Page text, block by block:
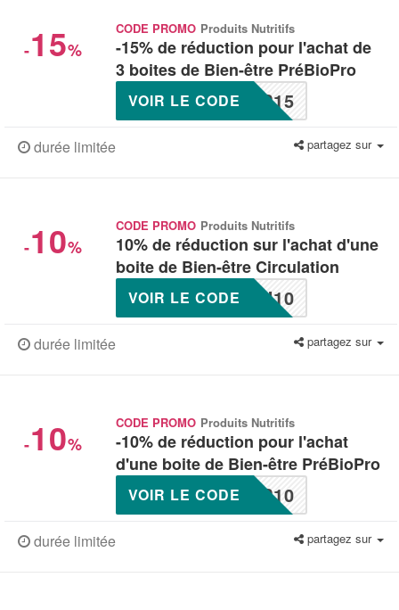
-15%
CODE PROMO Produits Nutritifs
-15% de réduction pour l'achat de
3 boites de Bien-être PréBioPro
P15
VOIR LE CODE
durée limitée partagez sur
-10%
CODE PROMO Produits Nutritifs
10% de réduction sur l'achat d'une
boite de Bien-être Circulation
U10
VOIR LE CODE
durée limitée partagez sur
-10%
CODE PROMO Produits Nutritifs
-10% de réduction pour l'achat
d'une boite de Bien-être PréBioPro
P10
VOIR LE CODE
durée limitée partagez sur